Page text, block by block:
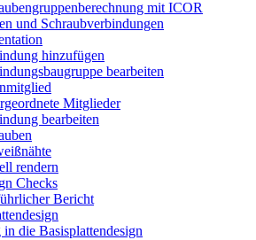
mit ICOR
und Schraubverbindungen
hinzufügen
bearbeiten
Mitglieder
bearbeiten
rendern
Checks
Bericht
die Basisplattendesign